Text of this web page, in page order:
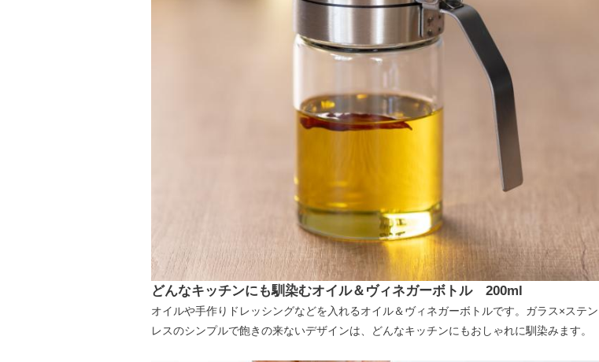
どんなキッチンにも馴染むオイル＆ヴィネガーボトル 200ml
オイルや手作りドレッシングなどを入れるオイル＆ヴィネガーボトルです。ガラス×ステン
レスのシンプルで飽きの来ないデザインは、どんなキッチンにもおしゃれに馴染みます。